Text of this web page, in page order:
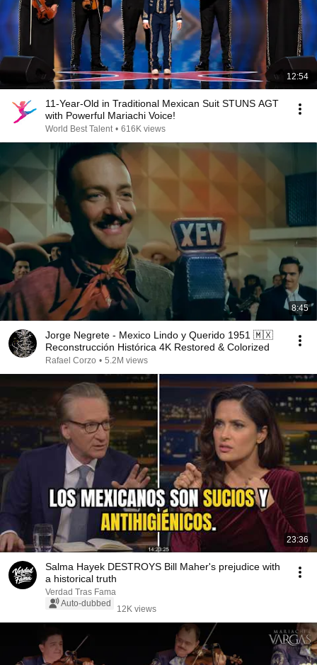
12:54
11-Year-Old in Traditional Mexican Suit STUNS AGT
with Powerful Mariachi Voice!
World Best Talent • 616K views
8:45
Jorge Negrete - Mexico Lindo y Querido 1951 🇲🇽
Reconstrucción Histórica 4K Restored & Colorized
Rafael Corzo • 5.2M views
23:36
Salma Hayek DESTROYS Bill Maher's prejudice with
a historical truth
Verdad Tras Fama
Auto-dubbed
12K views